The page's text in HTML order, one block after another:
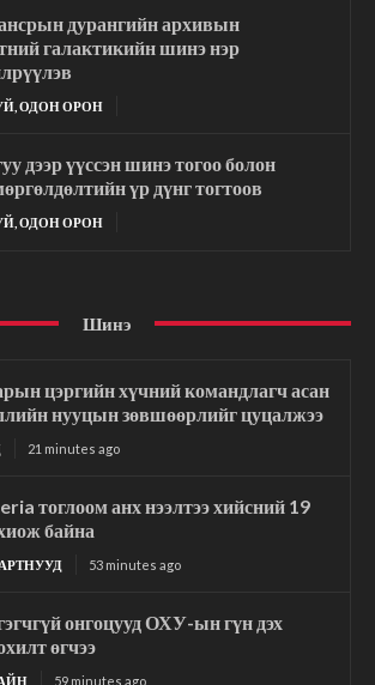
дурангийн архивын
галактикийн шинэ нэр
ОДОН ОРОН
дээр үүссэн шинэ тогоо болон
үр дүнг тогтоов
ОДОН ОРОН
Шинэ
цэргийн хүчний командлагч асан
нууцын зөвшөөрлийг цуцалжээ
21 minutes ago
тоглоом анх нээлтээ хийсний 19
байна
53 minutes ago
онгоцууд ОХУ-ын гүн дэх
өгчээ
59 minutes ago